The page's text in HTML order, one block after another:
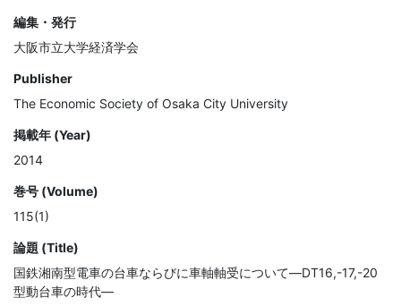
編集・発行
大阪市立大学経済学会
Publisher
The Economic Society of Osaka City University
掲載年 (Year)
2014
巻号 (Volume)
115(1)
論題 (Title)
国鉄湘南型電車の台車ならびに車軸軸受について―DT16,-17,-20
型動台車の時代―